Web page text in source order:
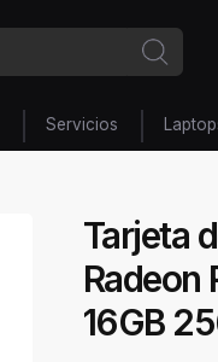
Servicios
Tarjeta
Radeon
16GB